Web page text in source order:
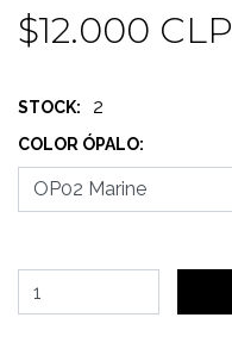
$12.000 CLP
STOCK: 2
COLOR ÓPALO: